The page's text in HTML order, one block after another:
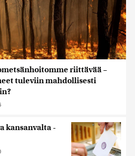
riittävää –
tuleviin mahdollisesti
kansanvalta -